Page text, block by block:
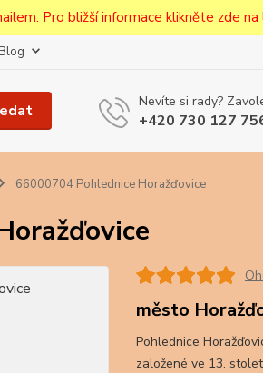
Pro bližší informace klikněte zde na
Blog
Nevíte si rady?
+420 730 127
66000704 Pohlednice Horažďovice
město
Pohlednice
založené ve 13.
sleva, případně upravena cena v
údajů